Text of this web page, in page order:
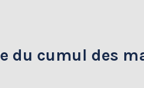
du cumul des